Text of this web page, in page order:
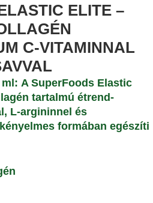
ELITE –
C-VITAMINNAL
ml: A SuperFoods Elastic
tartalmú étrend-
L-argininnel és
formában egészíti